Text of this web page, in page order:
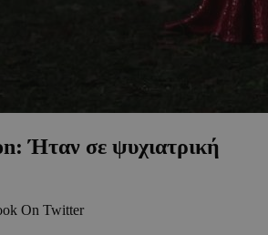
Ήταν σε ψυχιατρική
On Twitter